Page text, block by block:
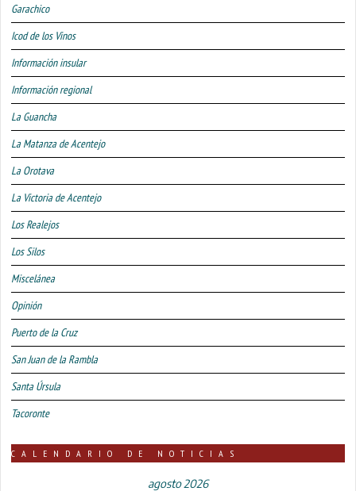
Garachico
Icod de los Vinos
Información insular
Información regional
La Guancha
La Matanza de Acentejo
La Orotava
La Victoria de Acentejo
Los Realejos
Los Silos
Miscelánea
Opinión
Puerto de la Cruz
San Juan de la Rambla
Santa Úrsula
Tacoronte
CALENDARIO DE NOTICIAS
agosto 2026